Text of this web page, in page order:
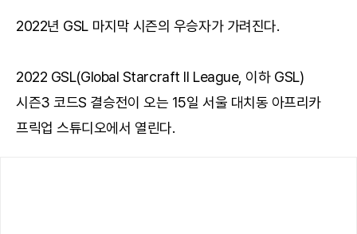
2022년 GSL 마지막 시즌의 우승자가 가려진다.
2022 GSL(Global Starcraft II League, 이하 GSL)
시즌3 코드S 결승전이 오는 15일 서울 대치동 아프리카
프릭업 스튜디오에서 열린다.